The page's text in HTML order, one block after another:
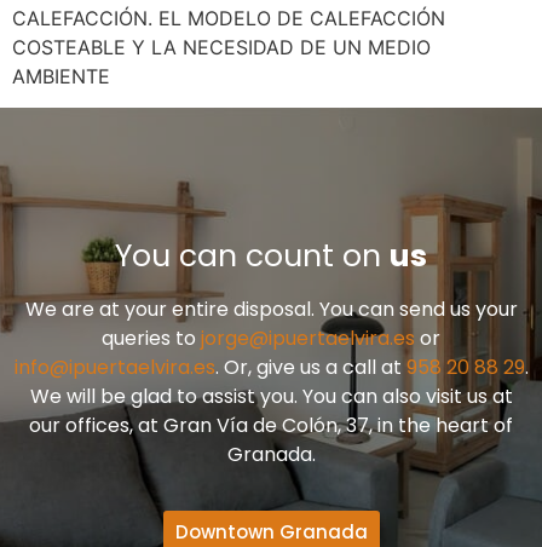
CALEFACCIÓN. EL MODELO DE CALEFACCIÓN
COSTEABLE Y LA NECESIDAD DE UN MEDIO
AMBIENTE
You can count on us
We are at your entire disposal. You can send us your
queries to jorge@ipuertaelvira.es or
info@ipuertaelvira.es. Or, give us a call at 958 20 88 29.
We will be glad to assist you. You can also visit us at
our offices, at Gran Vía de Colón, 37, in the heart of
Granada.
Downtown Granada